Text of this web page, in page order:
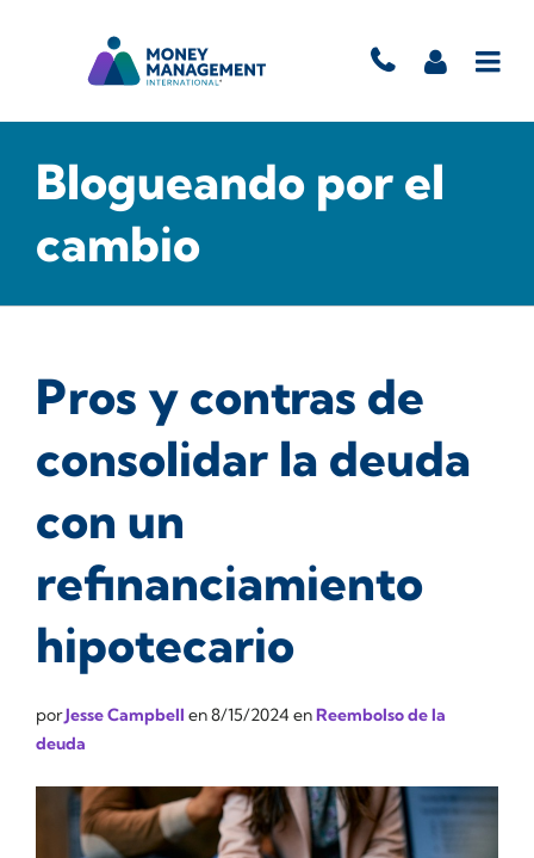
Blogueando por el
cambio
Pros y contras de
consolidar la deuda
con un
refinanciamiento
hipotecario
porJesse Campbell en8/15/2024 enReembolso de la
deuda